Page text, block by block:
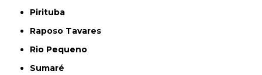
Pirituba
Raposo Tavares
Rio Pequeno
Sumaré